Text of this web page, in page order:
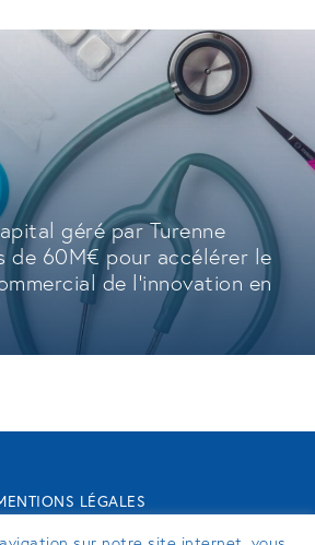
géré par Turenne
de 60M€ pour accélérer le
de l'innovation en
LÉGALES